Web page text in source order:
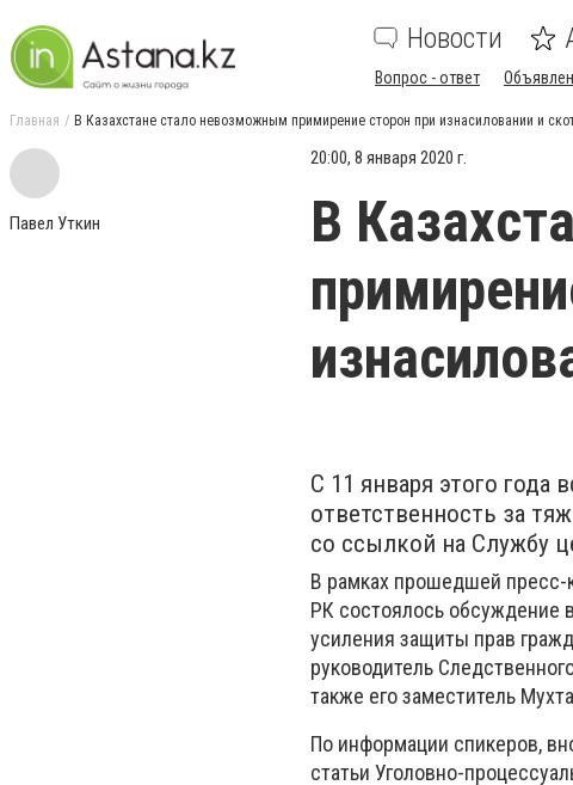
Новости
Вопрос - ответ
Главная В Казахстане стало невозможным примирение сторон при изнасиловании и
Павел Уткин
20:00, 8 января 2020 г.
В
С 11 января этого года
ответственность за
со ссылкой на Службу
В рамках прошедшей пресс-
РК состоялось обсуждение
усиления защиты прав
руководитель
также его заместитель
По информации спикеров,
статьи Уголовно-